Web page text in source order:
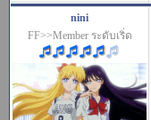
nini
FF>>Member ระดับเริ่ด